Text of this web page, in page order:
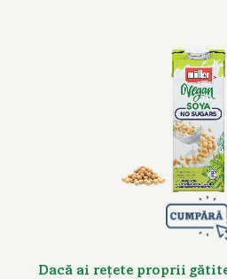
Dacă ai rețete proprii